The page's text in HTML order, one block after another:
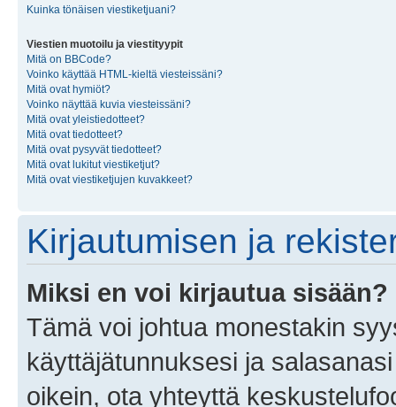
Kuinka tönäisen viestiketjuani?
Viestien muotoilu ja viestityypit
Mitä on BBCode?
Voinko käyttää HTML-kieltä viesteissäni?
Mitä ovat hymiöt?
Voinko näyttää kuvia viesteissäni?
Mitä ovat yleistiedotteet?
Mitä ovat tiedotteet?
Mitä ovat pysyvät tiedotteet?
Mitä ovat lukitut viestiketjut?
Mitä ovat viestiketjujen kuvakkeet?
Kirjautumisen ja
Miksi en voi kirjautua sisään?
Tämä voi johtua monestakin
käyttäjätunnuksesi ja
oikein, ota yhteyttä